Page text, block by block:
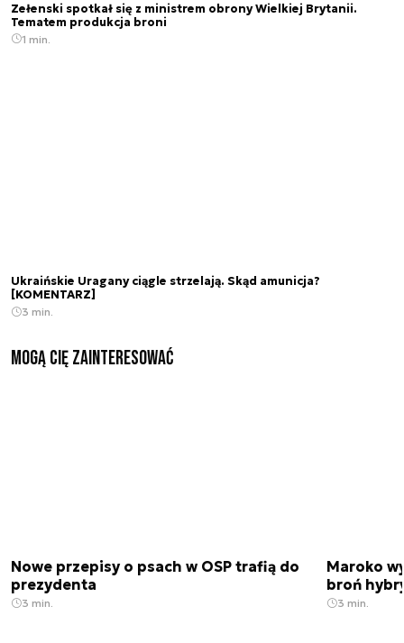
Zełenski spotkał się z ministrem obrony Wielkiej Brytanii.
Tematem produkcja broni
1 min.
Ukraińskie Uragany ciągle strzelają. Skąd amunicja?
[KOMENTARZ]
3 min.
Mogą Cię zainteresować
Nowe przepisy o psach w OSP trafią do
prezydenta
3 min.
Maroko
broń
3 min.